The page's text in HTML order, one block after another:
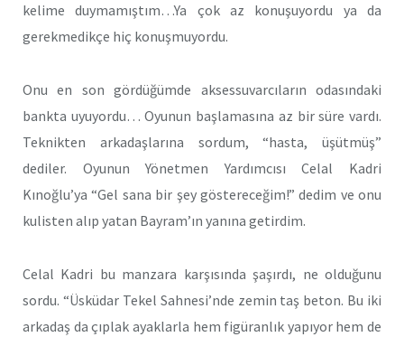
kelime duymamıştım…Ya çok az konuşuyordu ya da
gerekmedikçe hiç konuşmuyordu.
Onu en son gördüğümde aksessuvarcıların odasındaki
bankta uyuyordu… Oyunun başlamasına az bir süre vardı.
Teknikten arkadaşlarına sordum, “hasta, üşütmüş”
dediler. Oyunun Yönetmen Yardımcısı Celal Kadri
Kınoğlu’ya “Gel sana bir şey göstereceğim!” dedim ve onu
kulisten alıp yatan Bayram’ın yanına getirdim.
Celal Kadri bu manzara karşısında şaşırdı, ne olduğunu
sordu. “Üsküdar Tekel Sahnesi’nde zemin taş beton. Bu iki
arkadaş da çıplak ayaklarla hem figüranlık yapıyor hem de